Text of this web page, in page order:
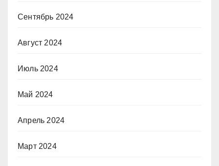
Сентябрь 2024
Август 2024
Июль 2024
Май 2024
Апрель 2024
Март 2024